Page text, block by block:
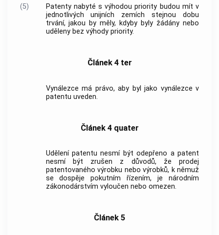
(5)
Patenty nabyté s výhodou priority budou mít v
jednotlivých unijních zemích stejnou dobu
trvání, jakou by měly, kdyby byly žádány nebo
uděleny bez výhody priority.
Článek 4 ter
Vynálezce má právo, aby byl jako vynálezce v
patentu uveden.
Článek 4 quater
Udělení patentu nesmí být odepřeno a patent
nesmí být zrušen z důvodů, že prodej
patentovaného výrobku nebo výrobků, k němuž
se dospěje pokutním řízením, je národním
zákonodárstvím vyloučen nebo omezen.
Článek 5